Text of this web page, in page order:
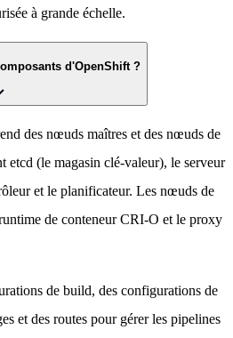
à grande échelle.
d'OpenShift ?
des nœuds maîtres et des nœuds de
etcd (le magasin clé-valeur), le serveur
et le planificateur. Les nœuds de
de conteneur CRI-O et le proxy
de build, des configurations de
et des routes pour gérer les pipelines